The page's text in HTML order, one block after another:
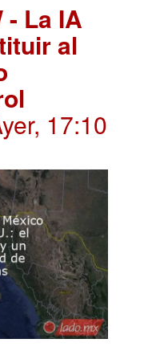
- La IA
al
17:10